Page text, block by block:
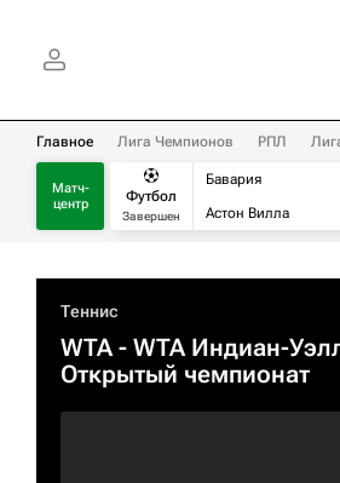
Главное Лига Чемпионов РПЛ
Матч-
центр
Футбол
Завершен
Бавария
Астон Вилла
Теннис
WTA- WTA Индиан-
Открытый чемпионат